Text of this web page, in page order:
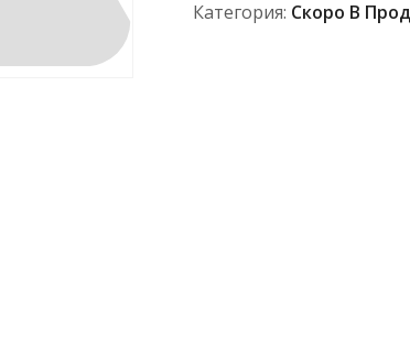
Категория: Скоро В